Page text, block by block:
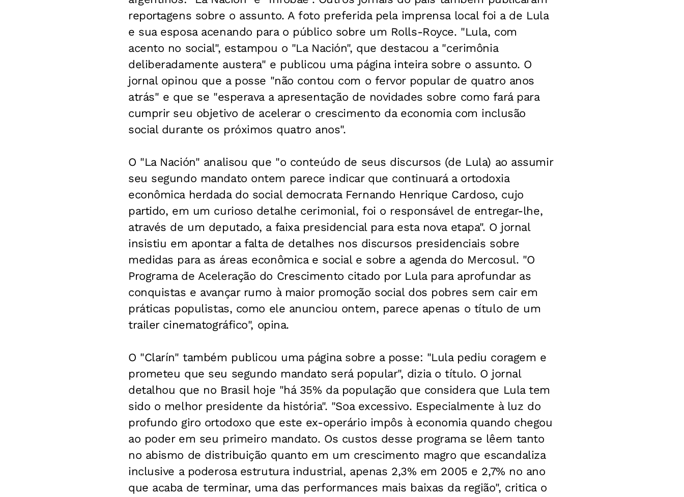
reportagens sobre o assunto. A foto preferida pela imprensa local foi a de Lula
e sua esposa acenando para o público sobre um Rolls-Royce. "Lula, com
acento no social", estampou o "La Nación", que destacou a "cerimônia
deliberadamente austera" e publicou uma página inteira sobre o assunto. O
jornal opinou que a posse "não contou com o fervor popular de quatro anos
atrás" e que se "esperava a apresentação de novidades sobre como fará para
cumprir seu objetivo de acelerar o crescimento da economia com inclusão
social durante os próximos quatro anos".
O "La Nación" analisou que "o conteúdo de seus discursos (de Lula) ao assumir
seu segundo mandato ontem parece indicar que continuará a ortodoxia
econômica herdada do social democrata Fernando Henrique Cardoso, cujo
partido, em um curioso detalhe cerimonial, foi o responsável de entregar-lhe,
através de um deputado, a faixa presidencial para esta nova etapa". O jornal
insistiu em apontar a falta de detalhes nos discursos presidenciais sobre
medidas para as áreas econômica e social e sobre a agenda do Mercosul. "O
Programa de Aceleração do Crescimento citado por Lula para aprofundar as
conquistas e avançar rumo à maior promoção social dos pobres sem cair em
práticas populistas, como ele anunciou ontem, parece apenas o título de um
trailer cinematográfico", opina.
O "Clarín" também publicou uma página sobre a posse: "Lula pediu coragem e
prometeu que seu segundo mandato será popular", dizia o título. O jornal
detalhou que no Brasil hoje "há 35% da população que considera que Lula tem
sido o melhor presidente da história". "Soa excessivo. Especialmente à luz do
profundo giro ortodoxo que este ex-operário impôs à economia quando chegou
ao poder em seu primeiro mandato. Os custos desse programa se lêem tanto
no abismo de distribuição quanto em um crescimento magro que escandaliza
inclusive a poderosa estrutura industrial, apenas 2,3% em 2005 e 2,7% no ano
que acaba de terminar, uma das performances mais baixas da região", critica o